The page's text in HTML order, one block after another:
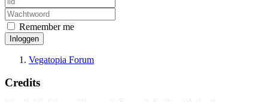
Remember me
Inloggen
Vegatopia Forum
Credits